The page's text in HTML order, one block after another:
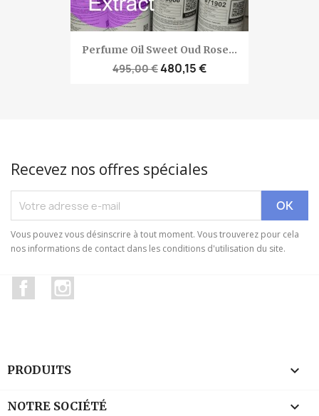
Perfume Oil Sweet Oud Rose...
495,00 €480,15 €
Recevez nos offres spéciales
Vous pouvez vous désinscrire à tout moment. Vous trouverez pour cela
nos informations de contact dans les conditions d'utilisation du site.
Facebook
PRODUITS 
NOTRE SOCIÉTÉ 